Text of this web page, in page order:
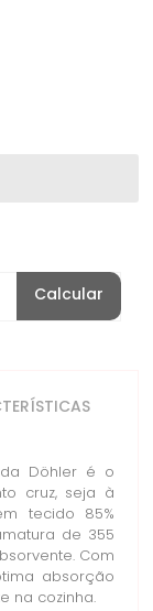
Calcular
Döhler é o
cruz, seja à
tecido 85%
de 355
Com
absorção
na cozinha.